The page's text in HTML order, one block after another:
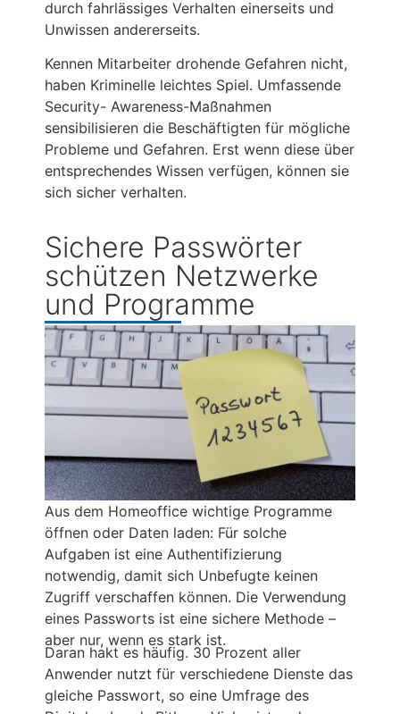
durch fahrlässiges Verhalten einerseits und
Unwissen andererseits.
Kennen Mitarbeiter drohende Gefahren nicht,
haben Kriminelle leichtes Spiel. Umfassende
Security- Awareness-Maßnahmen
sensibilisieren die Beschäftigten für mögliche
Probleme und Gefahren. Erst wenn diese über
entsprechendes Wissen verfügen, können sie
sich sicher verhalten.
Sichere Passwörter
schützen Netzwerke
und Programme
Aus dem Homeoffice wichtige Programme
öffnen oder Daten laden: Für solche
Aufgaben ist eine Authentifizierung
notwendig, damit sich Unbefugte keinen
Zugriff verschaffen können. Die Verwendung
eines Passworts ist eine sichere Methode –
aber nur, wenn es stark ist.
Daran hakt es häufig. 30 Prozent aller
Anwender nutzt für verschiedene Dienste das
gleiche Passwort, so eine Umfrage des